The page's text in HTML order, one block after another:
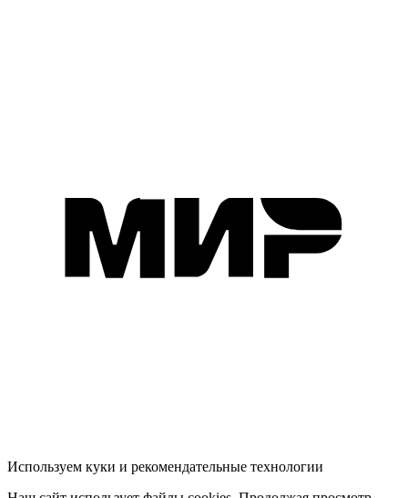
Используем куки и рекомендательные технологии